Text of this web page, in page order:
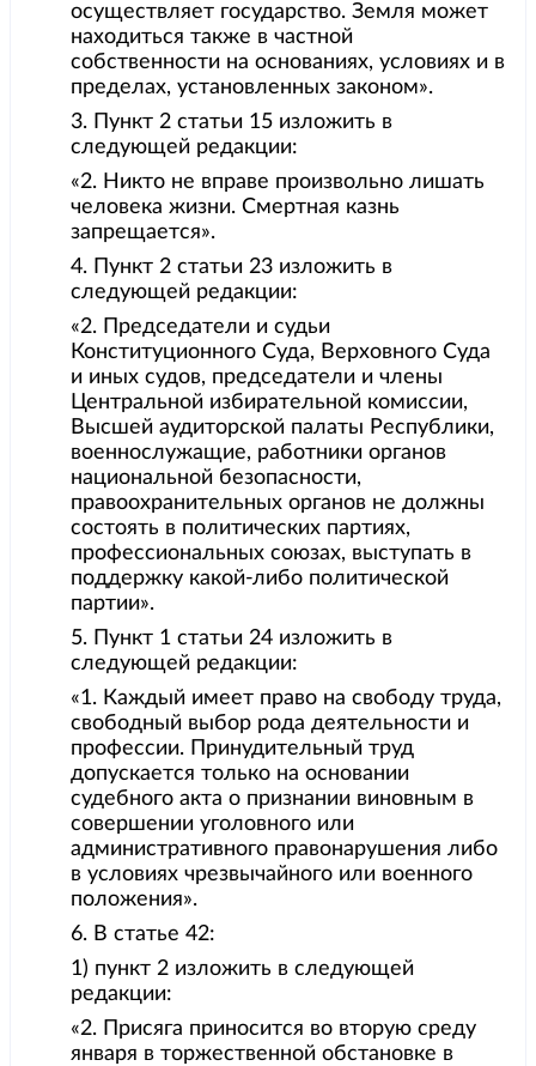
осуществляет государство. Земля может
находиться также в частной
собственности на основаниях, условиях и в
пределах, установленных законом».
3. Пункт 2 статьи 15 изложить в
следующей редакции:
«2. Никто не вправе произвольно лишать
человека жизни. Смертная казнь
запрещается».
4. Пункт 2 статьи 23 изложить в
следующей редакции:
«2. Председатели и судьи
Конституционного Суда, Верховного Суда
и иных судов, председатели и члены
Центральной избирательной комиссии,
Высшей аудиторской палаты Республики,
военнослужащие, работники органов
национальной безопасности,
правоохранительных органов не должны
состоять в политических партиях,
профессиональных союзах, выступать в
поддержку какой-либо политической
партии».
5. Пункт 1 статьи 24 изложить в
следующей редакции:
«1. Каждый имеет право на свободу труда,
свободный выбор рода деятельности и
профессии. Принудительный труд
допускается только на основании
судебного акта о признании виновным в
совершении уголовного или
административного правонарушения либо
в условиях чрезвычайного или военного
положения».
6. В статье 42:
1) пункт 2 изложить в следующей
редакции:
«2. Присяга приносится во вторую среду
января в торжественной обстановке в